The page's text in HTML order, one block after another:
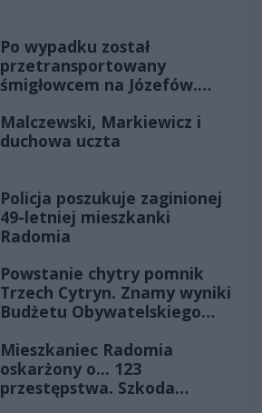
Po wypadku został
przetransportowany
śmigłowcem na Józefów.
Malczewski, Markiewicz i
duchowa uczta
Policja poszukuje zaginionej
49-letniej mieszkanki
Radomia
Powstanie chytry pomnik
Trzech Cytryn. Znamy wyniki
Budżetu Obywatelskiego
Mieszkaniec Radomia
oskarżony o... 123
przestępstwa. Szkoda